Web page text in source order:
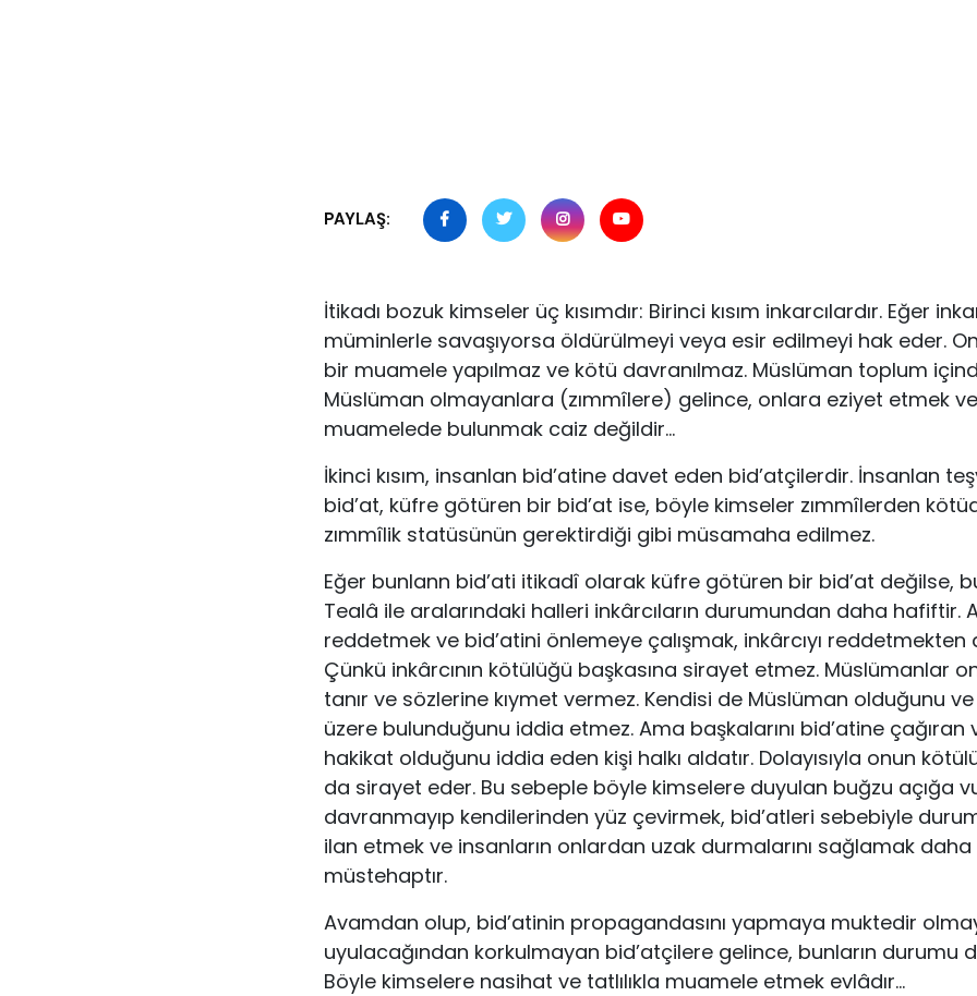
PAYLAŞ:
İtikadı bozuk kimseler üç kısımdır: Birinci kısım inkarcılar­dır. Eğer
müminlerle savaşıyorsa öldürülmeyi veya esir edilmeyi hak eder.
bir muamele yapılmaz ve kötü davranılmaz. Müslüman toplum
Müslüman olmayanlara (zımmîlere) gelince, onlara eziyet etmek
muamelede bulunmak caiz değildir…
İkinci kısım, insanlan bid’atine davet eden bid’atçilerdir. İnsanlan
bid’at, küfre götüren bir bid’at ise, böyle kimseler zımmîlerden
zımmîlik statüsünün gerektirdiği gibi müsamaha edilmez.
Eğer bunlann bid’ati itikadî olarak küfre götüren bir bid’at değilse,
Tealâ ile aralarındaki halleri inkârcıların durumundan daha hafiftir.
reddetmek ve bid’atini önlemeye çalışmak, inkârcıyı
Çünkü inkârcının kötülüğü başka­sına sirayet etmez. Müslümanlar
tanır ve sözlerine kıymet vermez. Kendisi de Müslüman olduğunu
üzere bulunduğunu iddia etmez. Ama başkalarını bid’atine çağıran
hakikat olduğunu iddia eden kişi halkı aldatır. Dolayısıyla onun
da sirayet eder. Bu sebeple böyle kimselere duyulan buğzu açığa
davranmayıp kendilerinden yüz çevirmek, bid’atleri sebebiyle
ilan etmek ve insanların onlardan uzak durmalarını sağlamak
müstehaptır.
Avamdan olup, bid’atinin propagandasını yapmaya mukte­dir
uyulacağından korkulmayan bid’atçilere gelince, bunların durumu
Böyle kimse­lere nasihat ve tatlılıkla muamele etmek evlâdır…